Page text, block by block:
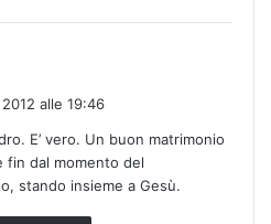
alle 19:46
E’ vero. Un buon matrimonio
fin dal momento del
stando insieme a Gesù.